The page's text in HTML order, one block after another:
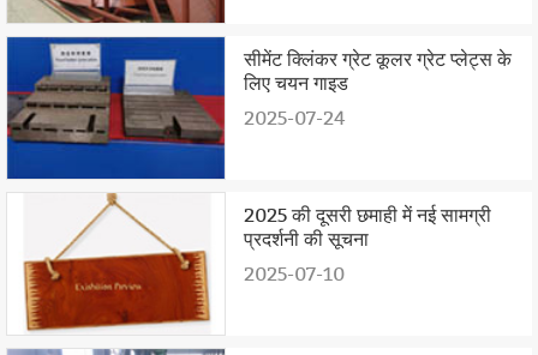
सीमेंट क्लिंकर ग्रेट कूलर ग्रेट प्लेट्स के
लिए चयन गाइड
2025-07-24
2025 की दूसरी छमाही में नई सामग्री
प्रदर्शनी की सूचना
2025-07-10